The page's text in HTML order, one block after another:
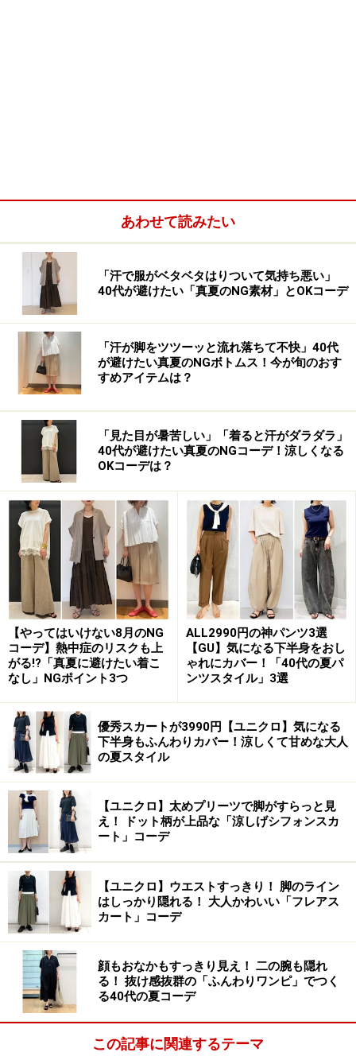
あわせて読みたい
「汗で服がベタベタはりついて気持ち悪い」
40代が避けたい「真夏のNG素材」とOKコーデ
「汗が脚をツツーッと流れ落ちて不快」40代
が避けたい真夏のNGボトムス！今が旬のおす
すめアイテムは？
「見た目が暑苦しい」「着ると汗がダラダラ」
40代が避けたい真夏のNGコーデ！涼しくなる
OKコーデは？
【やってはいけない8月のNG
コーデ】熱中症のリスクも上
がる!?「真夏に避けたい着こ
なし」NGポイント3つ
ALL2990円の神パンツ3選
【GU】気になる下半身をおし
ゃれにカバー！「40代の夏パ
ンツスタイル」3選
優秀スカートが3990円【ユニクロ】気になる
下半身もふんわりカバー！涼しくて甘めな大人
の夏スタイル
【ユニクロ】太めプリーツで脚がすらっと見
え！ ドット柄が上品な「涼しげシフォンスカ
ート」コーデ
【ユニクロ】ウエストすっきり！ 脚のライン
はしっかり隠れる！ 大人かわいい「フレアス
カート」コーデ
顔もおなかもすっきり見え！ 二の腕も隠れ
る！ 抜け感抜群の「ふんわりワンピ」でつく
る40代の夏コーデ
この記事に関連するテーマ